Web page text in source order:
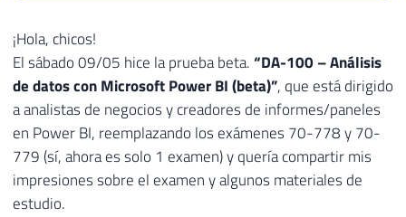
¡Hola, chicos!
El sábado 09/05 hice la prueba beta.“DA-100 – Análisis
de datos con Microsoft Power BI (beta)”, que está dirigido
a analistas de negocios y creadores de informes/paneles
en Power BI, reemplazando los exámenes 70-778 y 70-
779 (sí, ahora es solo 1 examen) y quería compartir mis
impresiones sobre el examen y algunos materiales de
estudio.